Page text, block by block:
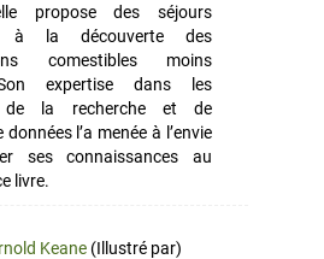
propose des séjours
à la découverte des
comestibles moins
expertise dans les
de la recherche et de
données l’a menée à l’envie
ses connaissances au
livre.
Keane(Illustré par)